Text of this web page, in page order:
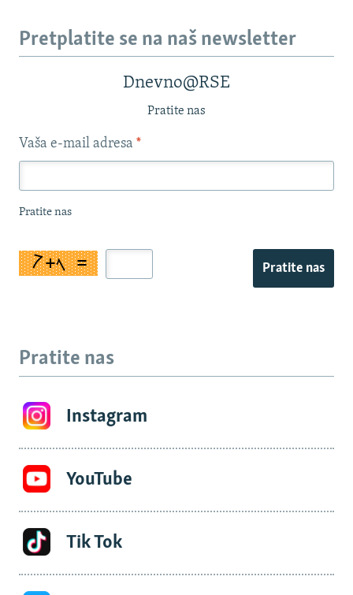
Pretplatite se na naš newsletter
Dnevno@RSE
Pratite nas
Vaša e-mail adresa *
Pratite nas
Pratite nas
Pratite nas
Instagram
YouTube
Tik Tok